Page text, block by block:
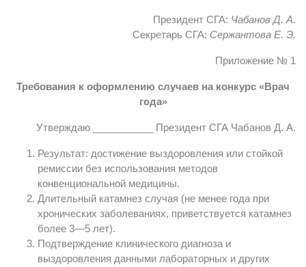
Президент СГА: Чабанов Д. А.
Секретарь СГА: Сержантова Е. Э.
Приложение № 1
Требования к оформлению случаев на конкурс «Врач
года»
Утверждаю ___________ Президент СГА Чабанов Д. А.
Результат: достижение выздоровления или стойкой
ремиссии без использования методов
конвенциональной медицины.
Длительный катамнез случая (не менее года при
хронических заболеваниях, приветствуется катамнез
более 3—5 лет).
Подтверждение клинического диагноза и
выздоровления данными лабораторных и других